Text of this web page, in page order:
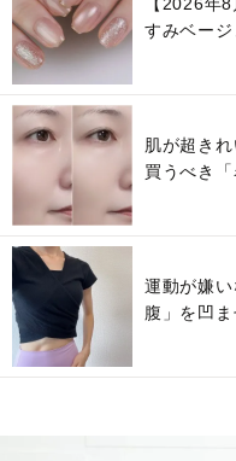
すみベー
肌が超き
買うべき
運動が嫌
腹」を凹